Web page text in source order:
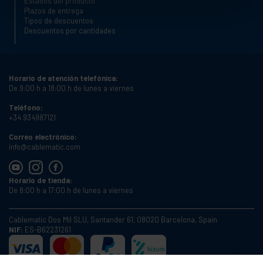
Plazos de entrega
Tipos de descuentos
Descuentos por cantidades
Horario de atención telefónica:
De 9:00 h a 18:00 h de lunes a viernes
Teléfono:
+34 934987121
Correo electrónico:
info@cablematic.com
Horario de tienda:
De 8:00 h a 17:00 h de lunes a viernes
Cablematic Dos Mil SLU, Santander 61, 08020 Barcelona, Spain
NIF: ES-B62231261